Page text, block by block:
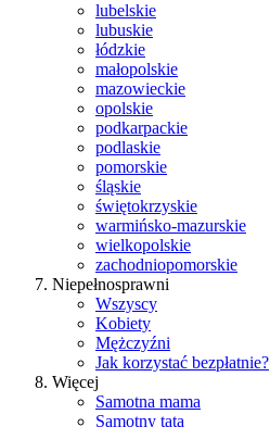
lubelskie
lubuskie
łódzkie
małopolskie
mazowieckie
opolskie
podkarpackie
podlaskie
pomorskie
śląskie
świętokrzyskie
warmińsko-mazurskie
wielkopolskie
zachodniopomorskie
Niepełnosprawni
Wszyscy
Kobiety
Mężczyźni
Jak korzystać bezpłatnie?
Więcej
Samotna mama
Samotny tata